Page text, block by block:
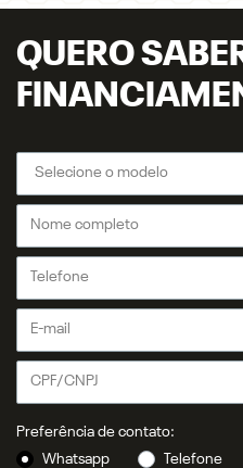
QUERO
Preferência de contato:
Whatsapp
Telefone